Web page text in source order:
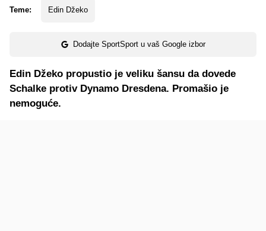
Teme: Edin Džeko
Dodajte SportSport u vaš Google izbor
Edin Džeko propustio je veliku šansu da dovede
Schalke protiv Dynamo Dresdena. Promašio je
nemoguće.